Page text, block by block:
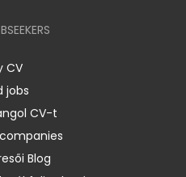
CV
jobs
CV-t
Blog